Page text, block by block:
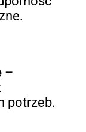
–
potrzeb.